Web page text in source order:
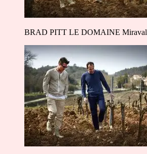
BRAD PITT LE DOMAINE Miraval